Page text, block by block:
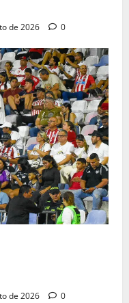
de 2026 0
de 2026 0